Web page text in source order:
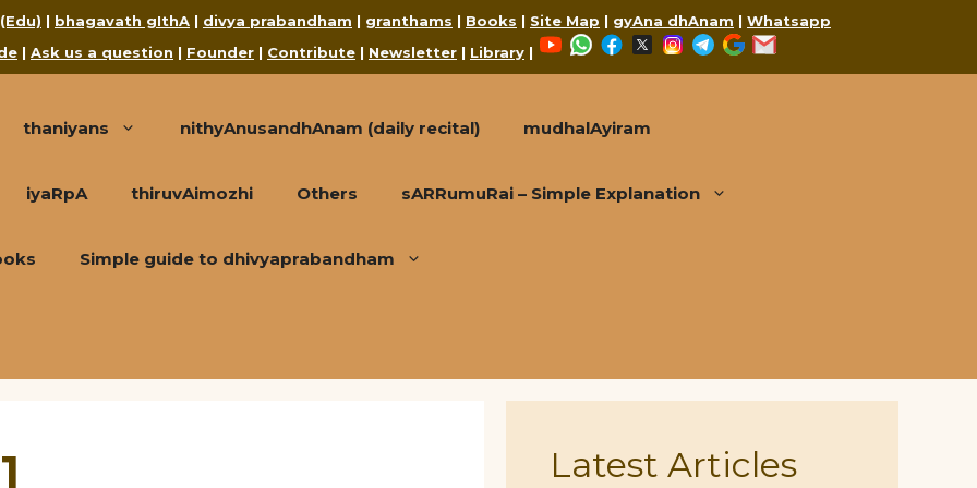
| bhagavath gIthA | divya prabandham | granthams | Books | Site Map | gyAna dhAnam | Whatsapp
| Ask us a question | Founder | Contribute | Newsletter | Library |
YouTubeWhatsApp
Facebook
X Instagram
Telegram
Google
thaniyans nithyAnusandhAnam (daily recital) mudhalAyiram
iyaRpA thiruvAimozhi Others sARRumuRai – Simple Explanation
Simple guide to dhivyaprabandham
Latest Articles